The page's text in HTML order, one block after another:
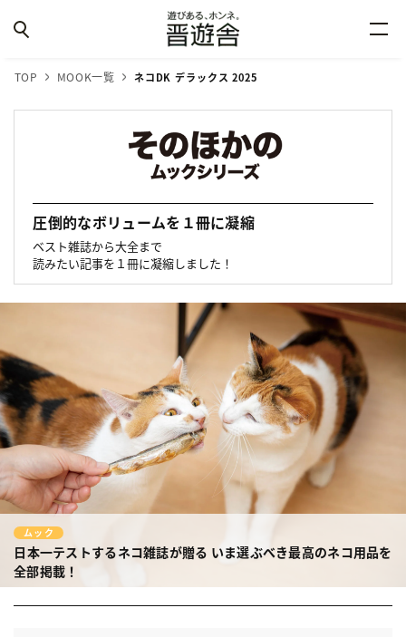
TOP MOOK一覧 ネコDK デラックス 2025
圧倒的なボリュームを１冊に凝縮
ベスト雑誌から大全まで
読みたい記事を１冊に凝縮しました！
ムック
日本一テストするネコ雑誌が贈る いま選ぶべき最高のネコ用品を
全部掲載！